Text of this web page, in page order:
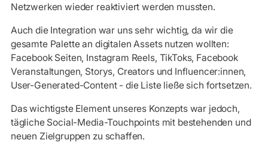
Netzwerken wieder reaktiviert werden mussten.
Auch die Integration war uns sehr wichtig, da wir die
gesamte Palette an digitalen Assets nutzen wollten:
Facebook Seiten, Instagram Reels, TikToks, Facebook
Veranstaltungen, Storys, Creators und Influencer:innen,
User-Generated-Content - die Liste ließe sich fortsetzen.
Das wichtigste Element unseres Konzepts war jedoch,
tägliche Social-Media-Touchpoints mit bestehenden und
neuen Zielgruppen zu schaffen.